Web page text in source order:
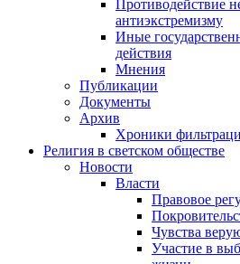
Противодействие
антиэкстремизму
Иные
действия
Мнения
Публикации
Документы
Архив
Хроники
Религия в светском обществе
Новости
Власти
Правовое
Чувства
Участие в